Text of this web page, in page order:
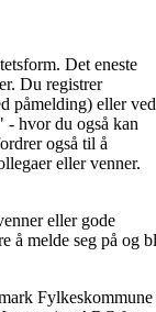
Det eneste
Du registrer
påmelding) eller ved
- hvor du også kan
også til å
eller venner.
eller gode
å melde seg på og
Fylkeskommune